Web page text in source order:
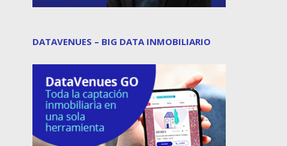
DATAVENUES – BIG DATA INMOBILIARIO